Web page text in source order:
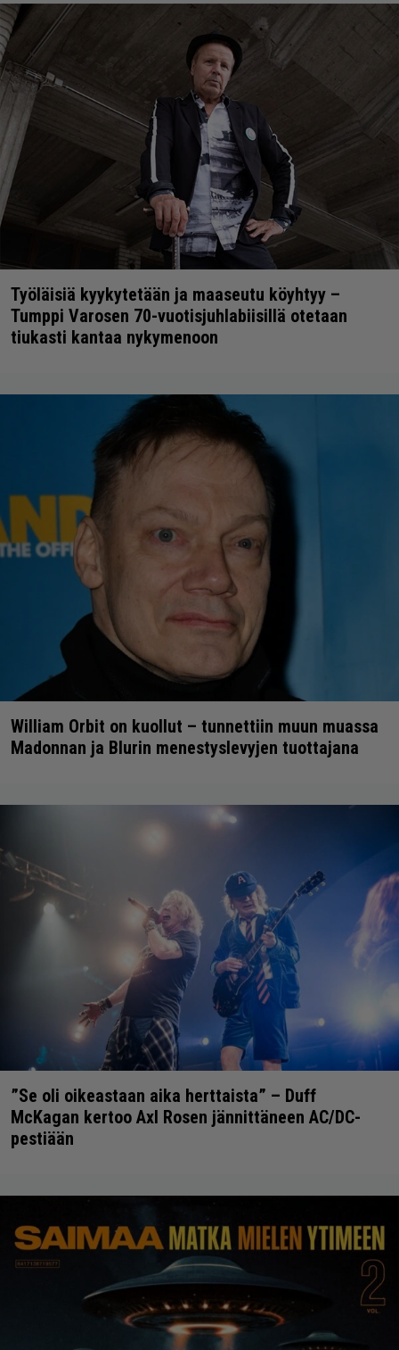
Työläisiä kyykytetään ja maaseutu köyhtyy –
Tumppi Varosen 70-vuotisjuhlabiisillä otetaan
tiukasti kantaa nykymenoon
William Orbit on kuollut – tunnettiin muun muassa
Madonnan ja Blurin menestyslevyjen tuottajana
”Se oli oikeastaan aika herttaista” – Duff
McKagan kertoo Axl Rosen jännittäneen AC/DC-
pestiään